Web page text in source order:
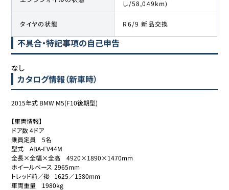
し/58,049km)
タイヤの状態 R6/9 新品交換
不具合・特記事項の自己申告
なし
カタログ情報（新車時）
2015年式 BMW M5(F10後期型)
【車両情報】
ドア数	4ドア
乗員定員	5名
型式	ABA-FV44M
全長×全幅×全高	4920×1890×1470mm
ホイールベース	2965mm
トレッド前／後	1625／1580mm
車両重量	1980kg